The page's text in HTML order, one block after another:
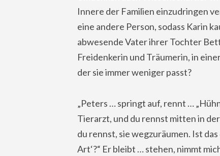
Innere der Familien einzudringen
eine andere Person, sodass Karin
abwesende Vater ihrer Tochter
Freidenkerin und Träumerin, in
der sie immer weniger passt?
„Peters … springt auf, rennt …
Tierarzt, und du rennst mitten in
du rennst, sie wegzuräumen. Ist
Art‘?“ Er bleibt … stehen, nimmt